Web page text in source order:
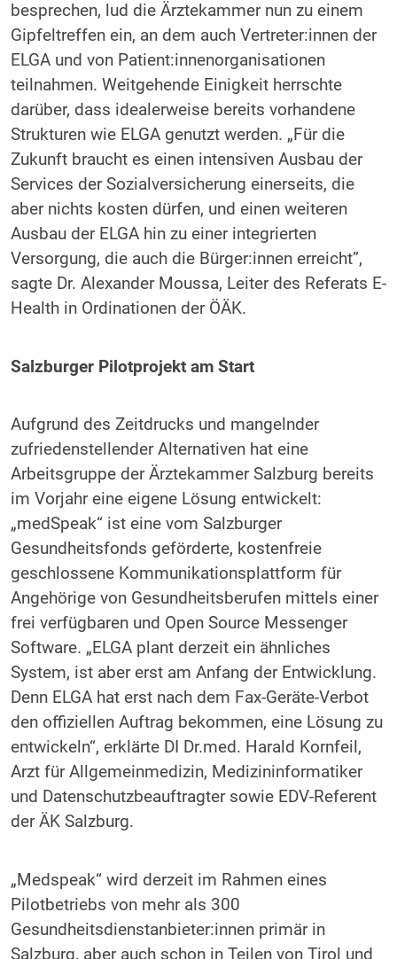
besprechen, lud die Ärztekammer nun zu einem
Gipfeltreffen ein, an dem auch Vertreter:innen der
ELGA und von Patient:innenorganisationen
teilnahmen. Weitgehende Einigkeit herrschte
darüber, dass idealerweise bereits vorhandene
Strukturen wie ELGA genutzt werden. „Für die
Zukunft braucht es einen intensiven Ausbau der
Services der Sozialversicherung einerseits, die
aber nichts kosten dürfen, und einen weiteren
Ausbau der ELGA hin zu einer integrierten
Versorgung, die auch die Bürger:innen erreicht”,
sagte Dr. Alexander Moussa, Leiter des Referats E-
Health in Ordinationen der ÖÄK.
Salzburger Pilotprojekt am Start
Aufgrund des Zeitdrucks und mangelnder
zufriedenstellender Alternativen hat eine
Arbeitsgruppe der Ärztekammer Salzburg bereits
im Vorjahr eine eigene Lösung entwickelt:
„medSpeak“ ist eine vom Salzburger
Gesundheitsfonds geförderte, kostenfreie
geschlossene Kommunikationsplattform für
Angehörige von Gesundheitsberufen mittels einer
frei verfügbaren und Open Source Messenger
Software. „ELGA plant derzeit ein ähnliches
System, ist aber erst am Anfang der Entwicklung.
Denn ELGA hat erst nach dem Fax-Geräte-Verbot
den offiziellen Auftrag bekommen, eine Lösung zu
entwickeln“, erklärte DI Dr.med. Harald Kornfeil,
Arzt für Allgemeinmedizin, Medizininformatiker
und Datenschutzbeauftragter sowie EDV-Referent
der ÄK Salzburg.
„Medspeak“ wird derzeit im Rahmen eines
Pilotbetriebs von mehr als 300
Gesundheitsdienstanbieter:innen primär in
Salzburg, aber auch schon in Teilen von Tirol und